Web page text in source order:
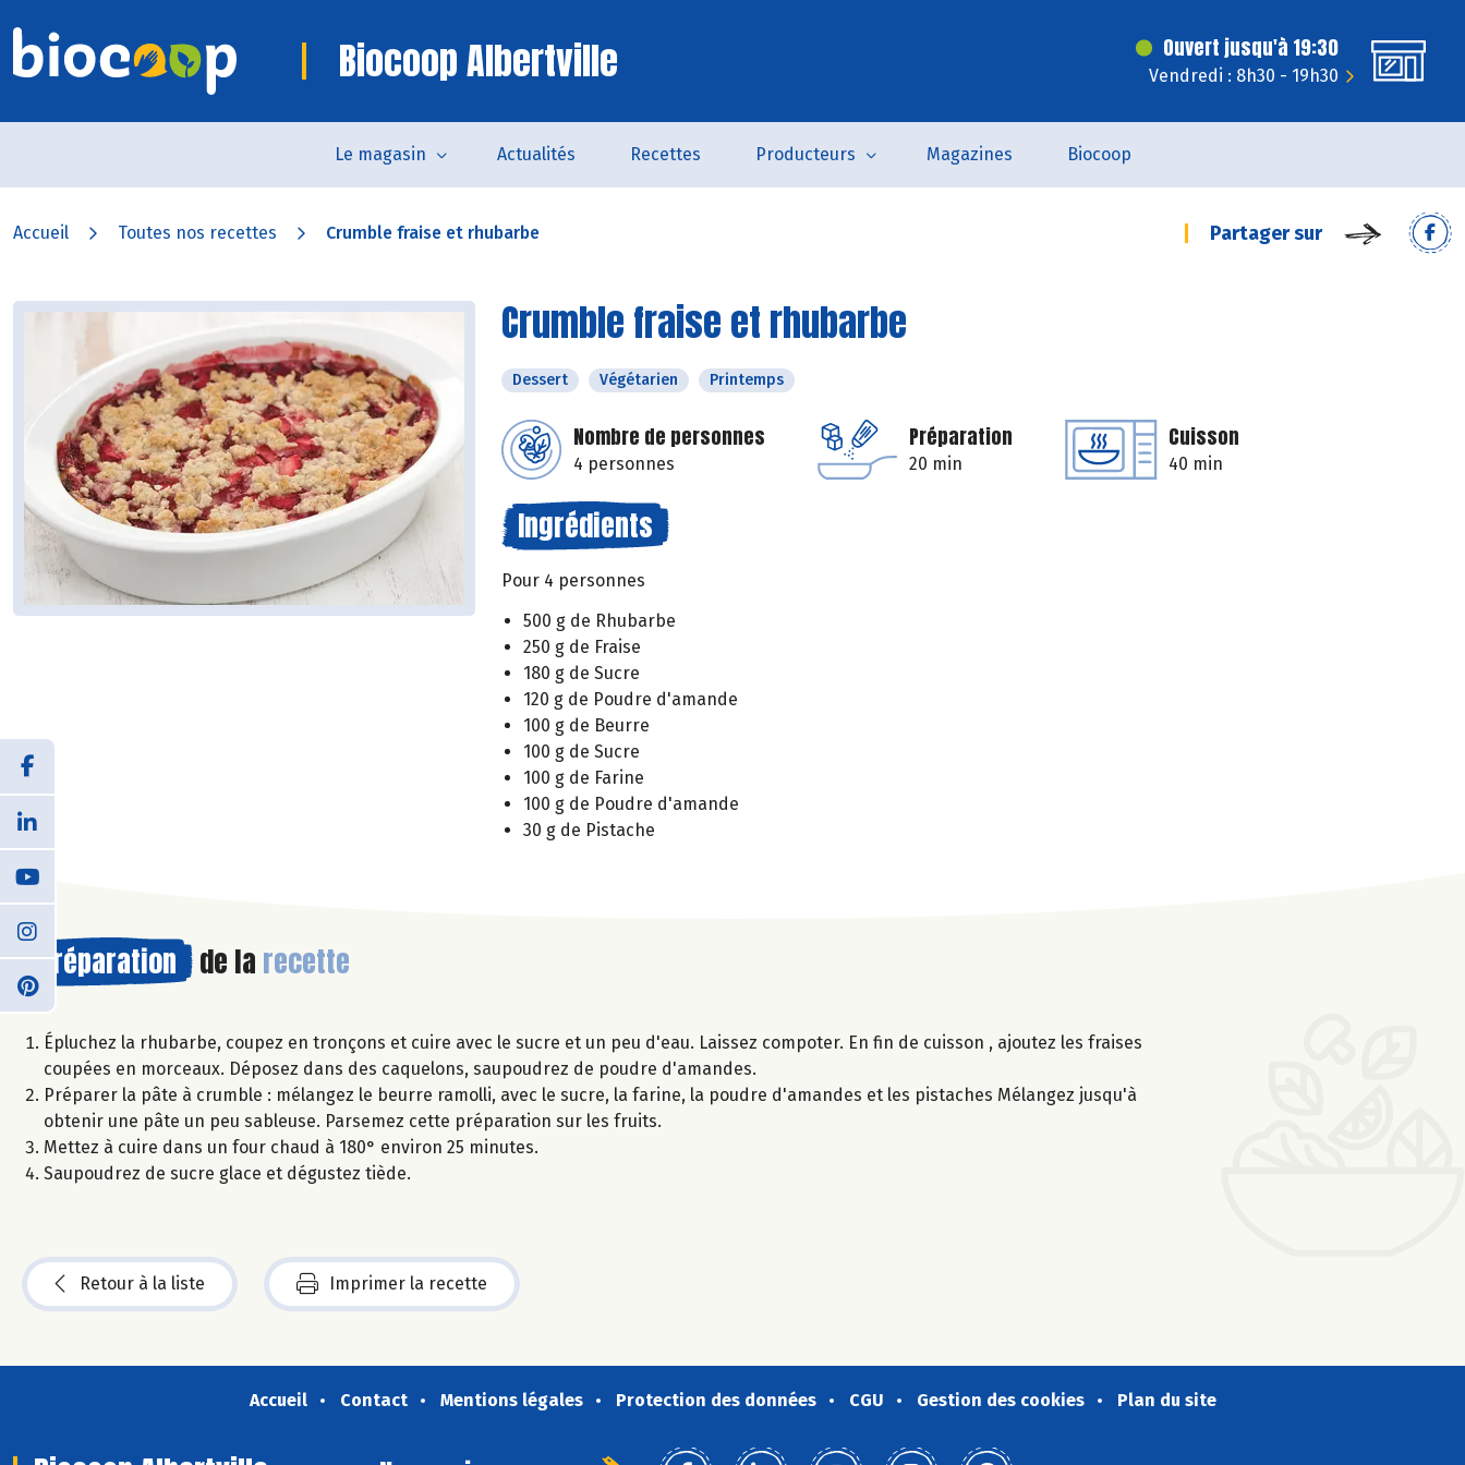
Biocoop Albertville Ouvert jusqu'à 19:30
Vendredi : 8h30 - 19h30
Le magasin Actualités Recettes Producteurs Magazines Biocoop
Accueil Toutes nos recettes Crumble fraise et rhubarbe Partager sur
Crumble fraise et rhubarbe
Dessert Végétarien Printemps
Nombre de personnes
4 personnes
Préparation
20 min
Cuisson
40 min
Ingrédients
Pour 4 personnes
500 g de Rhubarbe
250 g de Fraise
180 g de Sucre
120 g de Poudre d'amande
100 g de Beurre
100 g de Sucre
100 g de Farine
100 g de Poudre d'amande
30 g de Pistache
Préparation de la recette
Épluchez la rhubarbe, coupez en tronçons et cuire avec le sucre et un peu d'eau. Laissez compoter. En fin de cuisson , ajoutez les fraises
coupées en morceaux. Déposez dans des caquelons, saupoudrez de poudre d'amandes.
Préparer la pâte à crumble : mélangez le beurre ramolli, avec le sucre, la farine, la poudre d'amandes et les pistaches Mélangez jusqu'à
obtenir une pâte un peu sableuse. Parsemez cette préparation sur les fruits.
Mettez à cuire dans un four chaud à 180° environ 25 minutes.
Saupoudrez de sucre glace et dégustez tiède.
Retour à la liste Imprimer la recette
Accueil Contact Mentions légales Protection des données CGU Gestion des cookies Plan du site